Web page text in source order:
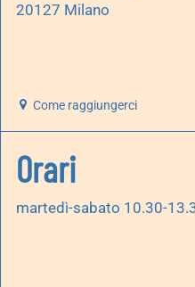
20127 Milano
Come raggiungerci
Orari
martedì-sabato 10.30-